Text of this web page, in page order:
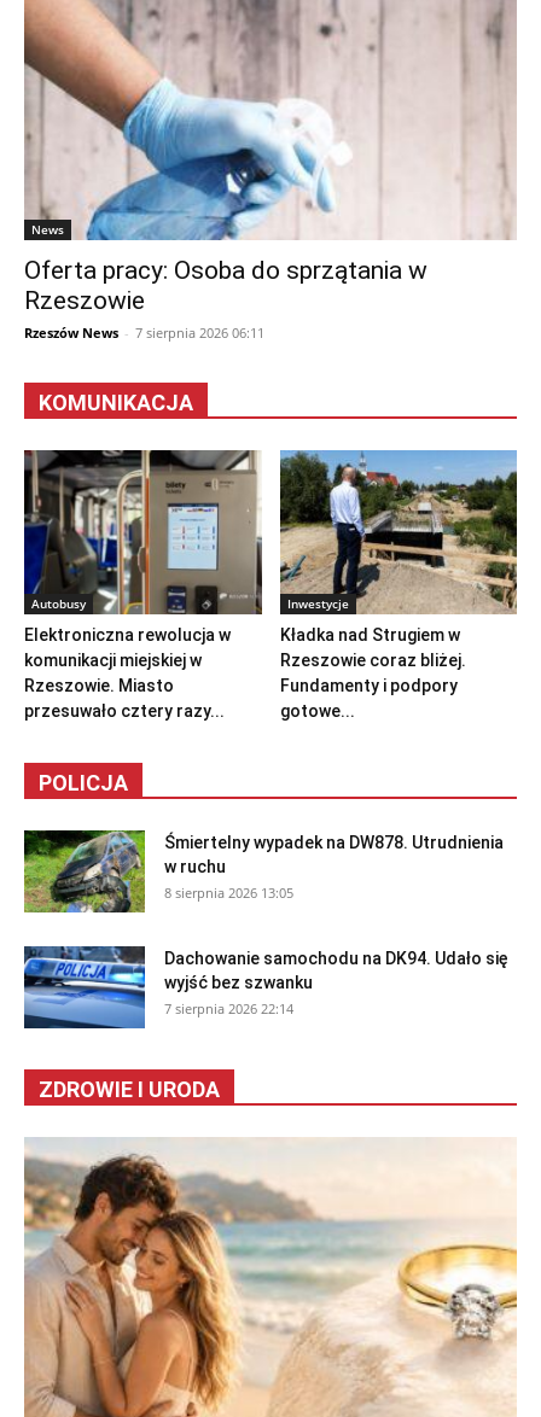
News
Oferta pracy: Osoba do sprzątania w
Rzeszowie
Rzeszów News - 7 sierpnia 2026 06:11
KOMUNIKACJA
Autobusy
Elektroniczna rewolucja w
komunikacji miejskiej w
Rzeszowie. Miasto
przesuwało cztery razy...
Inwestycje
Kładka nad Strugiem w
Rzeszowie coraz bliżej.
Fundamenty i podpory
gotowe...
POLICJA
Śmiertelny wypadek na DW878. Utrudnienia
w ruchu
8 sierpnia 2026 13:05
Dachowanie samochodu na DK94. Udało się
wyjść bez szwanku
7 sierpnia 2026 22:14
ZDROWIE I URODA